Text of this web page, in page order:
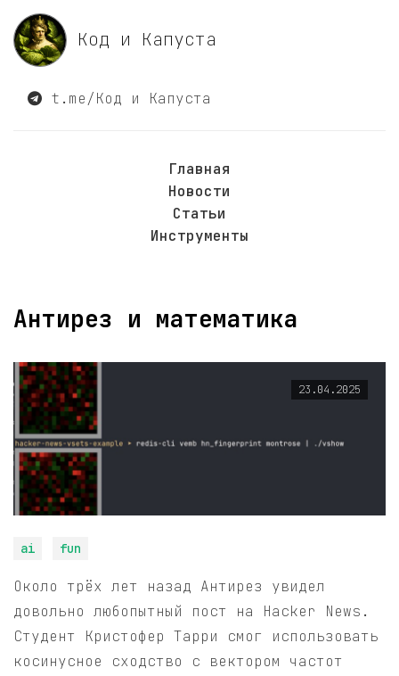
Код и Капуста
t.me/Код и Капуста
Главная
Новости
Статьи
Инструменты
Антирез и математика
23.04.2025
ai fun
Около трёх лет назад Антирез увидел
довольно любопытный пост на Hacker News.
Студент Кристофер Тарри смог использовать
косинусное сходство с вектором частот